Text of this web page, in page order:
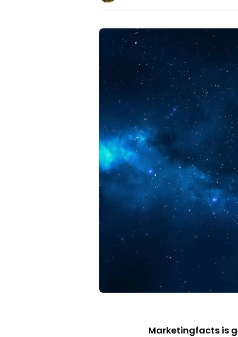
Marketingfacts is